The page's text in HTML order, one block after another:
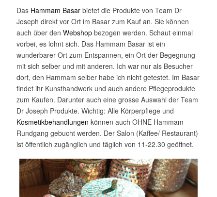
Das Hammam Basarbietet die Produkte von Team Dr
Joseph direkt vor Ort im Basar zum Kauf an. Sie können
auch über den Webshop bezogen werden. Schaut einmal
vorbei, es lohnt sich. Das Hammam Basar ist ein
wunderbarer Ort zum Entspannen, ein Ort der Begegnung
mit sich selber und mit anderen. Ich war nur als Besucher
dort, den Hammam selber habe ich nicht getestet. Im Basar
findet ihr Kunsthandwerk und auch andere Pflegeprodukte
zum Kaufen. Darunter auch eine grosse Auswahl der Team
Dr Joseph Produkte. Wichtig: Alle Körperpflege und
Kosmetikbehandlungen können auch OHNE Hammam
Rundgang gebucht werden. Der Salon (Kaffee/ Restaurant)
ist öffentlich zugänglich und täglich von 11-22.30 geöffnet.